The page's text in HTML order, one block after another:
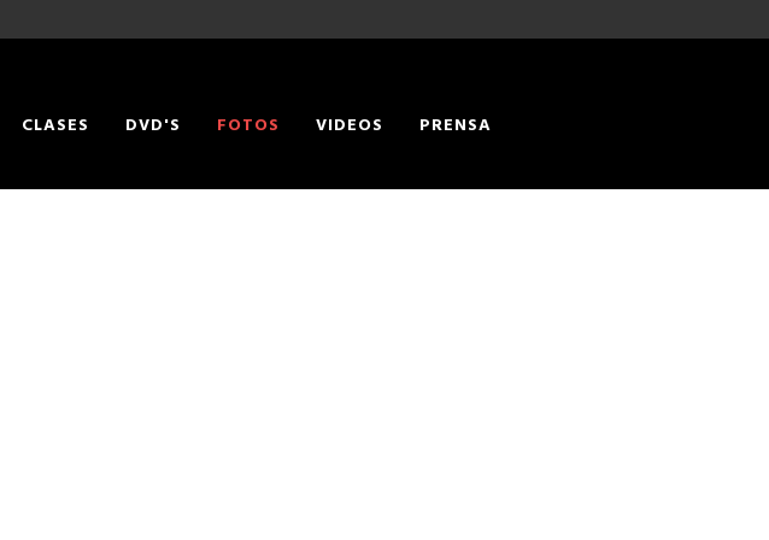
CLASES DVD'S FOTOS VIDEOS PRENSA